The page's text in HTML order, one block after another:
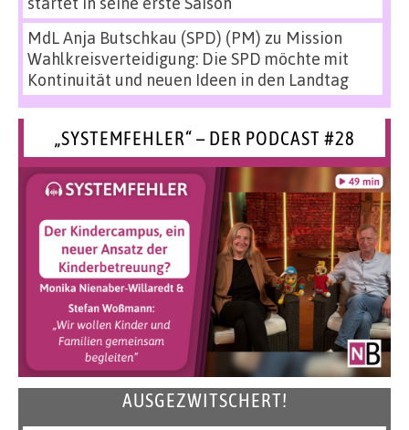
MdL Anja Butschkau (SPD) (PM) zu Mission
Wahlkreisverteidigung: Die SPD möchte mit
Kontinuität und neuen Ideen in den Landtag
„SYSTEMFEHLER“ – DER PODCAST #28
AUSGEZWITSCHERT!